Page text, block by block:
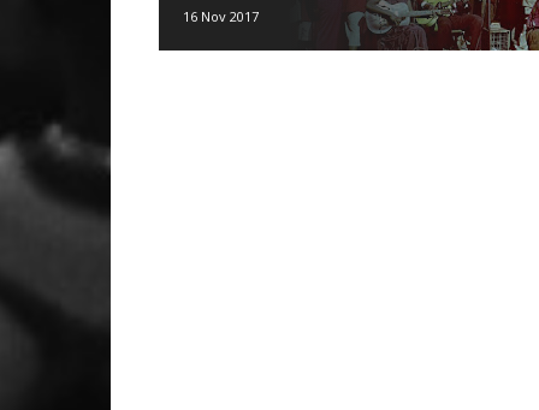
O famoso estilo musical Chicago Blues, dos
anos 40, 50 e 60, referência para grandes
nomes do ...
16 Nov 2017